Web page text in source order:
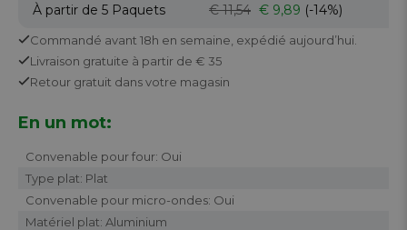
À partir de 5 Paquets € 11,54 € 9,89 (-14%)
Commandé avant 18h en semaine, expédié aujourd’hui.
Livraison gratuite à partir de € 35
Retour gratuit dans votre magasin
En un mot:
Convenable pour four: Oui
Type plat: Plat
Convenable pour micro-ondes: Oui
Matériel plat: Aluminium